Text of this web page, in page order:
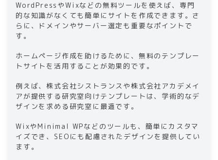
WordPressやWixなどの無料ツールを使えば、専門
的な知識がなくても簡単にサイトを作成できます。さ
らに、ドメインやサーバー選定も重要なポイントで
す。
ホームページ作成を助けるために、無料のテンプレー
トサイトを活用することが効果的です。
例えば、株式会社シストランスや株式会社アカデメイ
アが提供する研究室向けテンプレートは、学術的なデ
ザインを求める研究室に最適です。
WixやMinimal WPなどのツールも、簡単にカスタマ
イズでき、SEOにも配慮されたデザインを提供してい
ます。